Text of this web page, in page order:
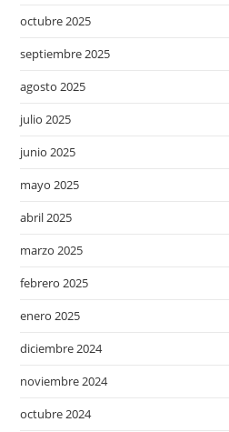
octubre 2025
septiembre 2025
agosto 2025
julio 2025
junio 2025
mayo 2025
abril 2025
marzo 2025
febrero 2025
enero 2025
diciembre 2024
noviembre 2024
octubre 2024